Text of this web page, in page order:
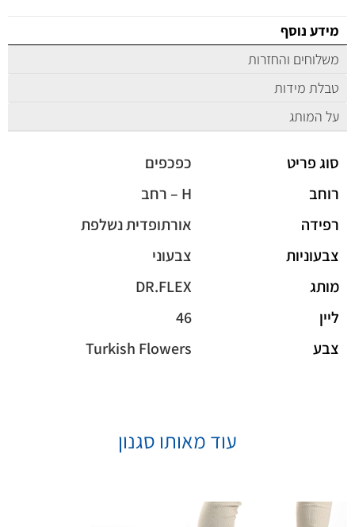
מידע נוסף
משלוחים והחזרות
טבלת מידות
על המותג
סוג פריט
כפכפים
רוחב
H – רחב
רפידה
אורתופדית נשלפת
צבעוניות
צבעוני
מותג
DR.FLEX
ליין
46
צבע
Turkish Flowers
עוד מאותו סגנון